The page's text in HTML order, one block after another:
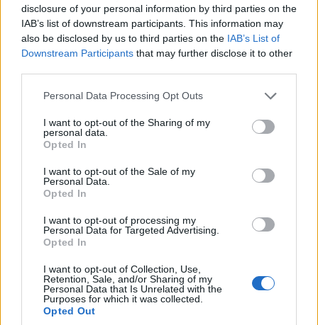
disclosure of your personal information by third parties on the
IAB’s list of downstream participants. This information may
also be disclosed by us to third parties on the IAB’s List of
Downstream Participants that may further disclose it to other
Please note that this website/app uses one or more Google
not limited to your visit or usage behaviour. You may click to
grant or deny consent to Google and its third-party tags to
use your data for below specified purposes in below Google
consent section.
Personal Data Processing Opt Outs
I want to opt-out of the Sharing of my
personal data.
Opted In
I want to opt-out of the Sale of my
Personal Data.
Opted In
I want to opt-out of processing my
Personal Data for Targeted Advertising.
Opted In
I want to opt-out of Collection, Use,
Retention, Sale, and/or Sharing of my
Personal Data that Is Unrelated with the
Purposes for which it was collected.
Opted Out
Οι μουσικές επιλογές
του e-ptolemeos.gr:
«Ταξίδι στο όνειρο»
με το trio Anima από